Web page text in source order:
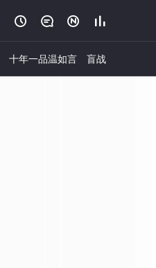
   
十年一品温如言 盲战